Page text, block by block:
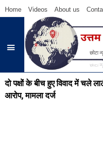
Home Videos About us
दो पक्षों के बीच हुए विवाद में चले
आरोप, मामला दर्ज